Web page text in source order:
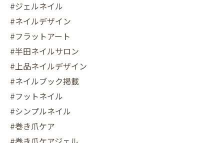
#ジェルネイル
#ネイルデザイン
#フラットアート
#半田ネイルサロン
#上品ネイルデザイン
#ネイルブック掲載
#フットネイル
#シンプルネイル
#巻き爪ケア